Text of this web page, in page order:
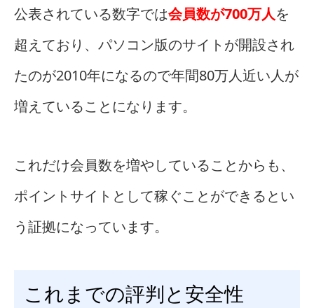
公表されている数字では会員数が700万人を
超えており、パソコン版のサイトが開設され
たのが2010年になるので年間80万人近い人が
増えていることになります。
これだけ会員数を増やしていることからも、
ポイントサイトとして稼ぐことができるとい
う証拠になっています。
これまでの評判と安全性